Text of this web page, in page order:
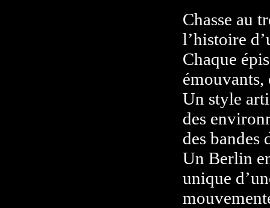
Chasse au
l’histoire
Chaque
Un style
des
des bandes
Un Berlin
unique